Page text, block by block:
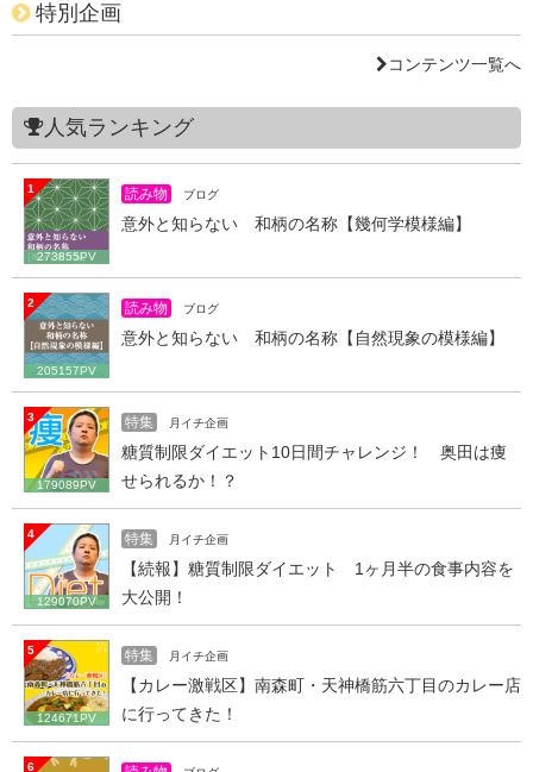
特別企画
コンテンツ一覧へ
人気ランキング
1
273855PV
読み物 ブログ
意外と知らない 和柄の名称【幾何学模様編】
2
205157PV
読み物 ブログ
意外と知らない 和柄の名称【自然現象の模様編】
3
179089PV
特集 月イチ企画
糖質制限ダイエット10日間チャレンジ！ 奥田は痩
せられるか！？
4
129070PV
特集 月イチ企画
【続報】糖質制限ダイエット 1ヶ月半の食事内容を
大公開！
5
124671PV
特集 月イチ企画
【カレー激戦区】南森町・天神橋筋六丁目のカレー店
に行ってきた！
6